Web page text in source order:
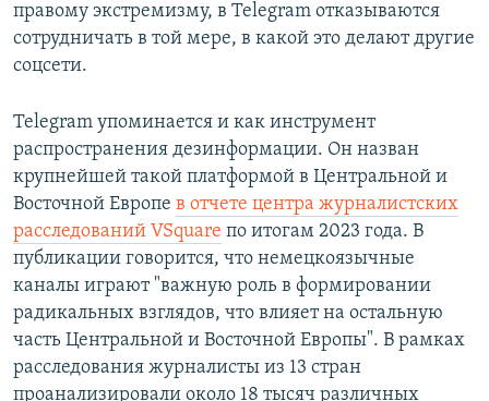
правому экстремизму, в Telegram отказываются
сотрудничать в той мере, в какой это делают другие
соцсети.
Telegram упоминается и как инструмент
распространения дезинформации. Он назван
крупнейшей такой платформой в Центральной и
Восточной Европе в отчете центра журналистских
расследований VSquare по итогам 2023 года. В
публикации говорится, что немецкоязычные
каналы играют "важную роль в формировании
радикальных взглядов, что влияет на остальную
часть Центральной и Восточной Европы". В рамках
расследования журналисты из 13 стран
проанализировали около 18 тысяч различных